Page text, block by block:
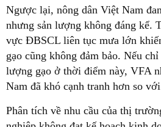
Ngược lại, nông dân Việt Nam
nhưng sản lượng không đáng kể.
vực ĐBSCL liên tục mưa lớn
gạo cũng không đảm bảo. Nếu
lượng gạo ở thời điểm này, VFA
Nam đã khó cạnh tranh hơn so
Phân tích về nhu cầu của thị